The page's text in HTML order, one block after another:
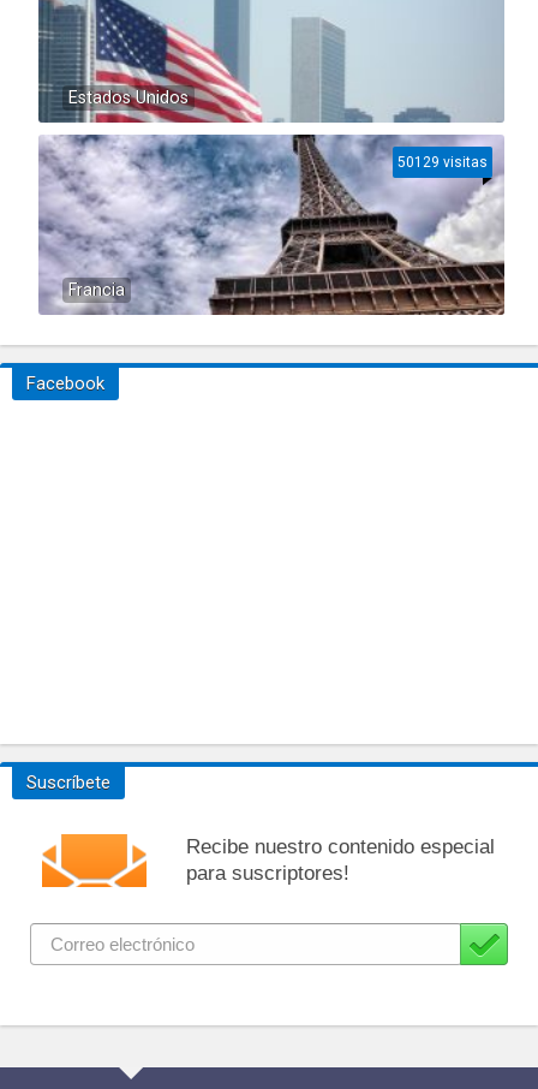
Estados Unidos
Francia
50129 visitas
Facebook
Suscríbete
Recibe nuestro contenido especial
para suscriptores!